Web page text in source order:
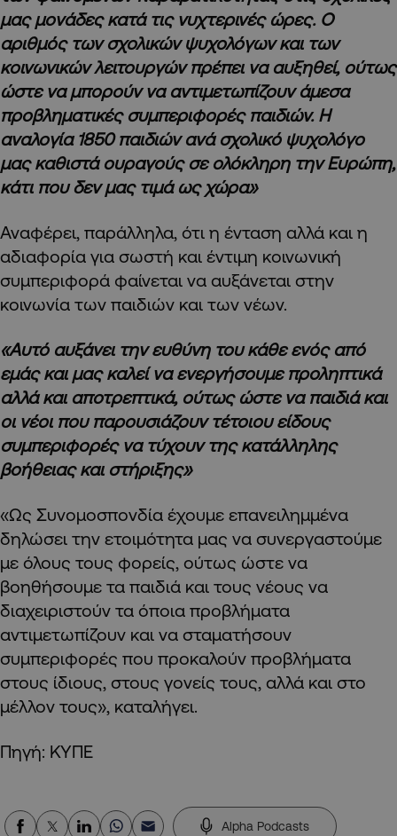
μας μονάδες κατά τις νυχτερινές ώρες. Ο
αριθμός των σχολικών ψυχολόγων και των
κοινωνικών λειτουργών πρέπει να αυξηθεί, ούτως
ώστε να μπορούν να αντιμετωπίζουν άμεσα
προβληματικές συμπεριφορές παιδιών. Η
αναλογία 1850 παιδιών ανά σχολικό ψυχολόγο
μας καθιστά ουραγούς σε ολόκληρη την Ευρώπη,
κάτι που δεν μας τιμά ως χώρα»
Αναφέρει, παράλληλα, ότι η ένταση αλλά και η
αδιαφορία για σωστή και έντιμη κοινωνική
συμπεριφορά φαίνεται να αυξάνεται στην
κοινωνία των παιδιών και των νέων.
«Αυτό αυξάνει την ευθύνη του κάθε ενός από
εμάς και μας καλεί να ενεργήσουμε προληπτικά
αλλά και αποτρεπτικά, ούτως ώστε να παιδιά και
οι νέοι που παρουσιάζουν τέτοιου είδους
συμπεριφορές να τύχουν της κατάλληλης
βοήθειας και στήριξης»
«Ως Συνομοσπονδία έχουμε επανειλημμένα
δηλώσει την ετοιμότητα μας να συνεργαστούμε
με όλους τους φορείς, ούτως ώστε να
βοηθήσουμε τα παιδιά και τους νέους να
διαχειριστούν τα όποια προβλήματα
αντιμετωπίζουν και να σταματήσουν
συμπεριφορές που προκαλούν προβλήματα
στους ίδιους, στους γονείς τους, αλλά και στο
μέλλον τους», καταλήγει.
Πηγή: ΚΥΠΕ
Alpha Podcasts